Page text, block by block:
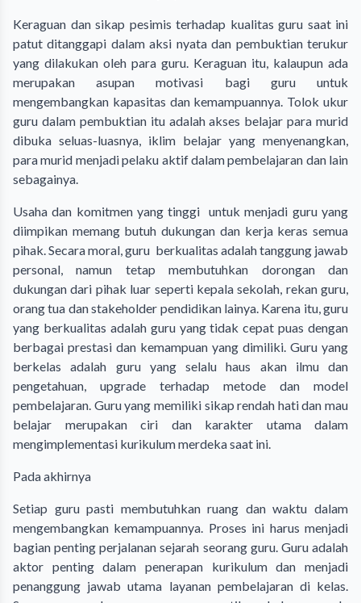
Keraguan dan sikap pesimis terhadap kualitas guru saat ini
patut ditanggapi dalam aksi nyata dan pembuktian terukur
yang dilakukan oleh para guru. Keraguan itu, kalaupun ada
merupakan asupan motivasi bagi guru untuk
mengembangkan kapasitas dan kemampuannya. Tolok ukur
guru dalam pembuktian itu adalah akses belajar para murid
dibuka seluas-luasnya, iklim belajar yang menyenangkan,
para murid menjadi pelaku aktif dalam pembelajaran dan lain
sebagainya.
Usaha dan komitmen yang tinggi untuk menjadi guru yang
diimpikan memang butuh dukungan dan kerja keras semua
pihak. Secara moral, guru berkualitas adalah tanggung jawab
personal, namun tetap membutuhkan dorongan dan
dukungan dari pihak luar seperti kepala sekolah, rekan guru,
orang tua dan stakeholder pendidikan lainya. Karena itu, guru
yang berkualitas adalah guru yang tidak cepat puas dengan
berbagai prestasi dan kemampuan yang dimiliki. Guru yang
berkelas adalah guru yang selalu haus akan ilmu dan
pengetahuan, upgrade terhadap metode dan model
pembelajaran. Guru yang memiliki sikap rendah hati dan mau
belajar merupakan ciri dan karakter utama dalam
mengimplementasi kurikulum merdeka saat ini.
Pada akhirnya
Setiap guru pasti membutuhkan ruang dan waktu dalam
mengembangkan kemampuannya. Proses ini harus menjadi
bagian penting perjalanan sejarah seorang guru. Guru adalah
aktor penting dalam penerapan kurikulum dan menjadi
penanggung jawab utama layanan pembelajaran di kelas.